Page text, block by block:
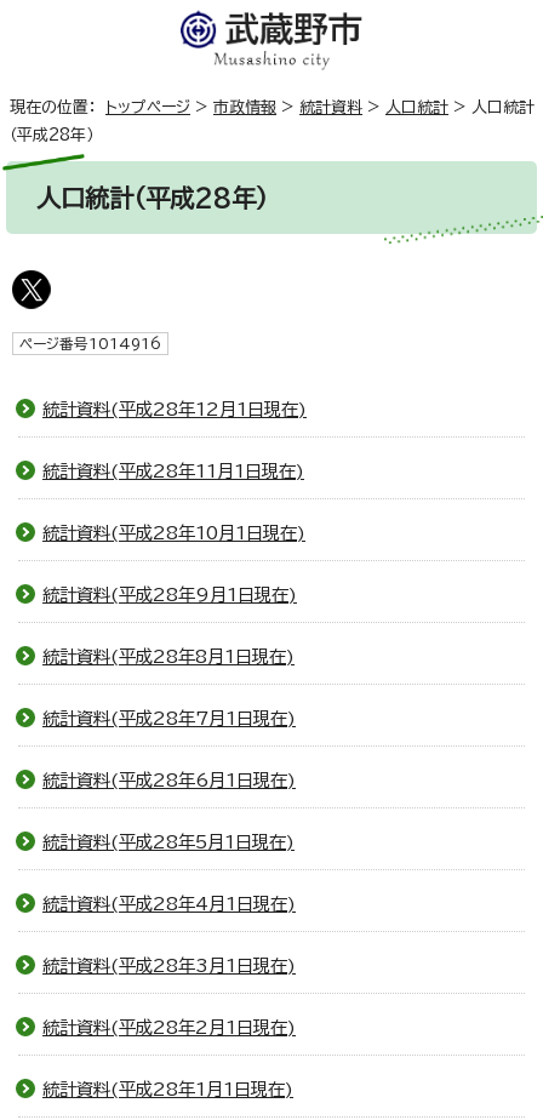
現在の位置： トップページ > 市政情報 > 統計資料 > 人口統計 > 人口統計
（平成28年）
人口統計（平成28年）
ページ番号1014916
統計資料(平成28年12月1日現在)
統計資料(平成28年11月1日現在)
統計資料(平成28年10月1日現在)
統計資料(平成28年9月1日現在)
統計資料(平成28年8月1日現在)
統計資料(平成28年7月1日現在)
統計資料(平成28年6月1日現在)
統計資料(平成28年5月1日現在)
統計資料(平成28年4月1日現在)
統計資料(平成28年3月1日現在)
統計資料(平成28年2月1日現在)
統計資料(平成28年1月1日現在)